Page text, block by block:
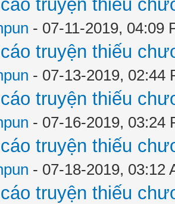
truyện thiếu
- 07-11-2019, 04:09
truyện thiếu
- 07-13-2019, 02:44
truyện thiếu
- 07-16-2019, 03:24
truyện thiếu
- 07-18-2019, 03:12
truyện thiếu